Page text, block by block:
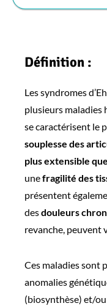
Définition :
Les syndromes
plusieurs maladies
se caractérisent le
souplesse des
plus extensible
unefragilité des
présentent
desdouleurs
revanche, peuvent
Ces maladies sont
anomalies
(biosynthèse) et/